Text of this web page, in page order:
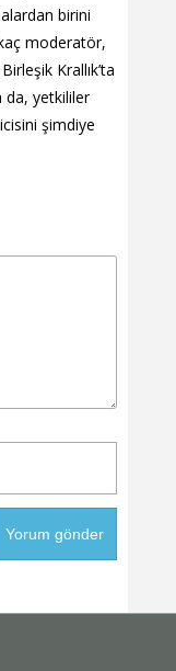
birini
moderatör,
Krallık’ta
da, yetkililer
şimdiye